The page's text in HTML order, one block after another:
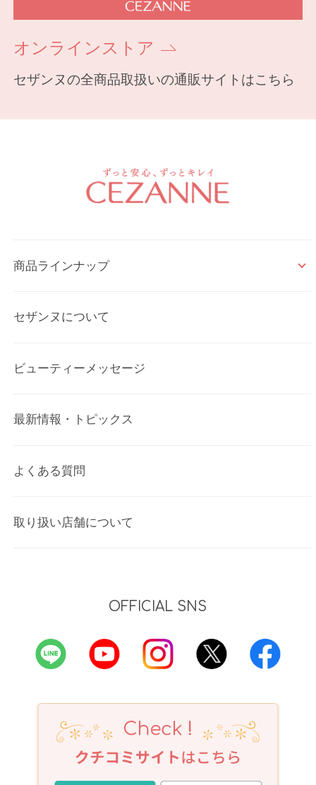
オンラインストア
セザンヌの全商品取扱いの通販サイトはこちら
商品ラインナップ
セザンヌについて
ビューティーメッセージ
最新情報・トピックス
よくある質問
取り扱い店舗について
OFFICIAL SNS